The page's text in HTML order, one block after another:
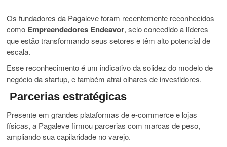
Os fundadores da Pagaleve foram recentemente reconhecidos
como Empreendedores Endeavor, selo concedido a líderes
que estão transformando seus setores e têm alto potencial de
escala.
Esse reconhecimento é um indicativo da solidez do modelo de
negócio da startup, e também atrai olhares de investidores.
Parcerias estratégicas
Presente em grandes plataformas de e-commerce e lojas
físicas, a Pagaleve firmou parcerias com marcas de peso,
ampliando sua capilaridade no varejo.